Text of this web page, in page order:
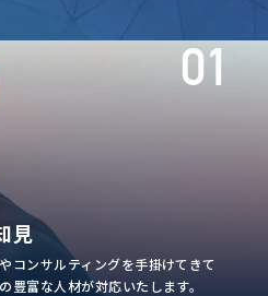
見
コンサルティングを手掛けてきて
豊富な人材が対応いたします。